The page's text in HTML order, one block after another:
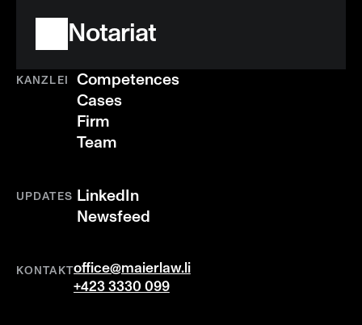
Notariat
KANZLEI
Competences
Cases
Firm
Team
UPDATES
LinkedIn
Newsfeed
KONTAKToffice@maierlaw.li
+423 3330 099